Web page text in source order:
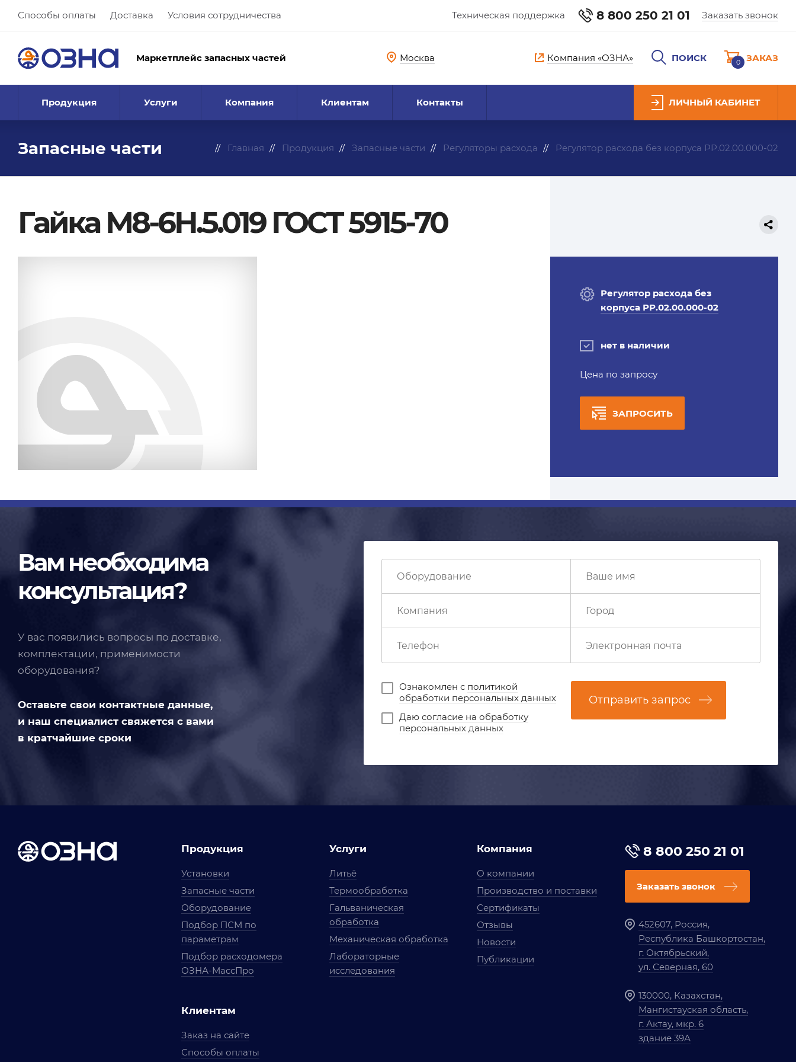
Способы оплаты Доставка Условия сотрудничества Техническая поддержка 8 800 250 21 01 Заказать звонок
Маркетплейс запасных частей Москва Компания «ОЗНА» ПОИСК 0 ЗАКАЗ
Продукция Услуги Компания Клиентам Контакты ЛИЧНЫЙ КАБИНЕТ
Запасные части Главная Продукция Запасные части Регуляторы расхода Регулятор расхода без корпуса РР.02.00.000-02
Гайка М8-6Н.5.019 ГОСТ 5915-70
Регулятор расхода без
корпуса РР.02.00.000-02
нет в наличии
Цена по запросу
ЗАПРОСИТЬ
Вам необходима
консультация?
У вас появились вопросы по доставке,
комплектации, применимости
оборудования?
Оставьте свои контактные данные,
и наш специалист свяжется с вами
в кратчайшие сроки
Ознакомлен с политикой
обработки персональных данных
Даю согласие на обработку
персональных данных
Отправить запрос
Продукция
Установки
Запасные части
Оборудование
Подбор ПСМ по
параметрам
Подбор расходомера
ОЗНА-МассПро
Клиентам
Заказ на сайте
Способы оплаты
Услуги
Литьё
Термообработка
Гальваническая
обработка
Механическая обработка
Лабораторные
исследования
Компания
О компании
Производство и поставки
Сертификаты
Отзывы
Новости
Публикации
8 800 250 21 01
Заказать звонок
452607, Россия,
Республика Башкортостан,
г. Октябрьский,
ул. Северная, 60
130000, Казахстан,
Мангистауская область,
г. Актау, мкр. 6
здание 39А